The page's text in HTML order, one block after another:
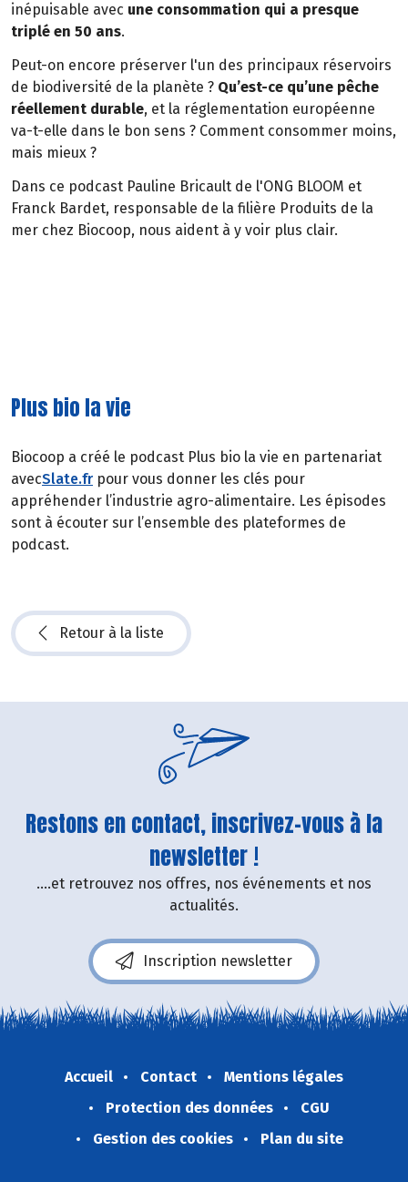
inépuisable avec une consommation qui a presque
triplé en 50 ans.
Peut-on encore préserver l'un des principaux réservoirs
de biodiversité de la planète ? Qu’est-ce qu’une pêche
réellement durable, et la réglementation européenne
va-t-elle dans le bon sens ? Comment consommer moins,
mais mieux ?
Dans ce podcast Pauline Bricault de l'ONG BLOOM et
Franck Bardet, responsable de la filière Produits de la
mer chez Biocoop, nous aident à y voir plus clair.
Plus bio la vie
Biocoop a créé le podcast Plus bio la vie en partenariat
avecSlate.fr pour vous donner les clés pour
appréhender l’industrie agro-alimentaire. Les épisodes
sont à écouter sur l’ensemble des plateformes de
podcast.
Retour à la liste
Restons en contact, inscrivez-vous à la
newsletter !
....et retrouvez nos offres, nos événements et nos
actualités.
Inscription newsletter
Accueil Contact
Mentions légales
Protection des données
CGU
Gestion des cookies
Plan du site